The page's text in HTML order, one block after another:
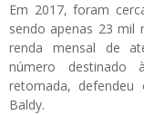
Em 2017, foram
sendo apenas 23 mil
renda mensal de
número destinado
retomada, defendeu
Baldy.